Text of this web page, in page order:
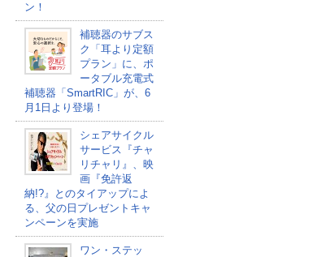
ン！
補聴器のサブス
ク「耳より定額
プラン」に、ポ
ータブル充電式
補聴器「SmartRIC」が、6
月1日より登場！
シェアサイクル
サービス『チャ
リチャリ』、映
画『免許返
納!?』とのタイアップによ
る、父の日プレゼントキャ
ンペーンを実施
ワン・ステッ